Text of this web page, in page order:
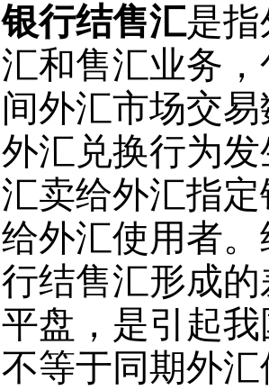
银行结售汇是指
汇和售汇业务
间外汇市场交
外汇兑换行为
汇卖给外汇指
给外汇使用者
行结售汇形成
平盘，是引起
不等于同期外